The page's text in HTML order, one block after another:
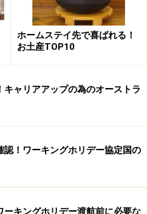
ホームステイ先で喜ばれる！
お土産TOP10
キャリアアップの為のオーストラ
認！ワーキングホリデー協定国の
ーキングホリデー渡航前に必要な